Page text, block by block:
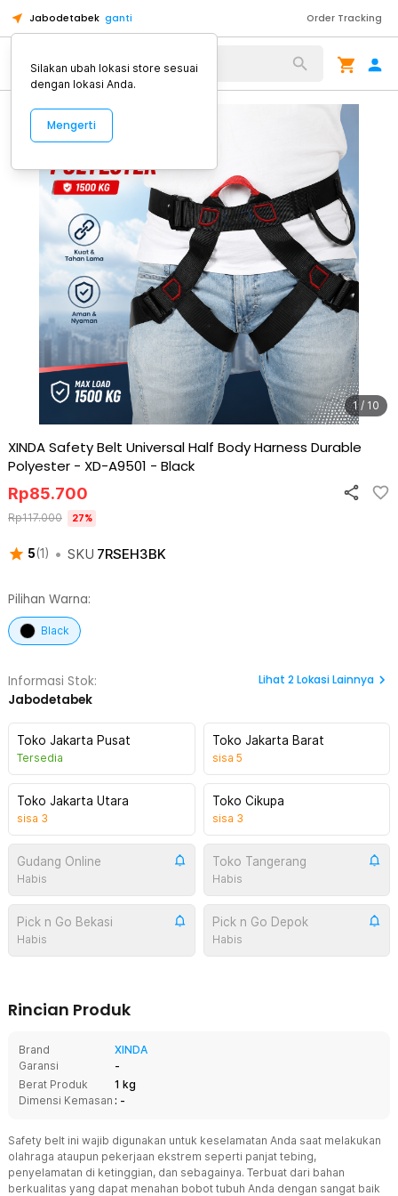
Jabodetabek ganti Order Tracking
Alat Kopi
1 / 10
XINDA Safety Belt Universal Half Body Harness Durable
Polyester - XD-A9501 - Black
5(1 ) • SKU 7RSEH3BK
Rp85.700
Rp117.000 27%
Pilihan Warna:
Black
Informasi Stok:
Jabodetabek
Lihat 2Lokasi Lainnya
Toko Jakarta Pusat
Tersedia
Toko Jakarta Barat
sisa 5
Toko Jakarta Utara
sisa 3
Toko Cikupa
sisa 3
Gudang Online
Habis
Toko Tangerang
Habis
Pick n Go Bekasi
Habis
Pick n Go Depok
Habis
Rincian Produk
Brand
XINDA
Garansi
-
Berat Produk
1 kg
Dimensi Kemasan : -
Safety belt ini wajib digunakan untuk keselamatan Anda saat melakukan
olahraga ataupun pekerjaan ekstrem seperti panjat tebing,
penyelamatan di ketinggian, dan sebagainya. Terbuat dari bahan
berkualitas yang dapat menahan bobot tubuh Anda dengan sangat baik
Silakan ubah lokasi store sesuai
dengan lokasi Anda.
Mengerti